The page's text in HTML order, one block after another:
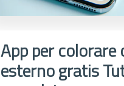
App per colorare
esterno gratis